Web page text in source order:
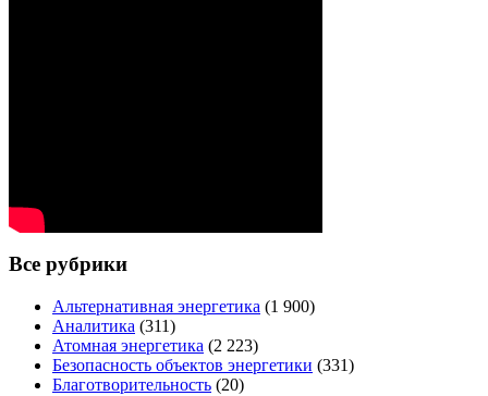
Все рубрики
Альтернативная энергетика (1 900)
Аналитика (311)
Атомная энергетика (2 223)
Безопасность объектов энергетики (331)
Благотворительность (20)